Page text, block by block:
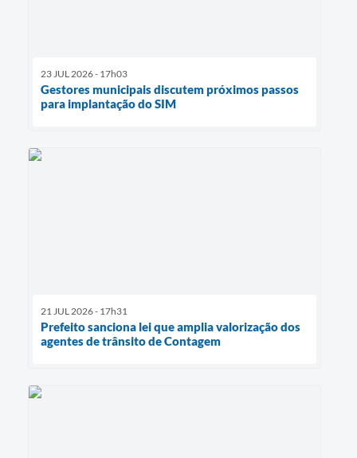
23 JUL 2026 - 17h03
Gestores municipais discutem próximos passos
para implantação do SIM
21 JUL 2026 - 17h31
Prefeito sanciona lei que amplia valorização dos
agentes de trânsito de Contagem